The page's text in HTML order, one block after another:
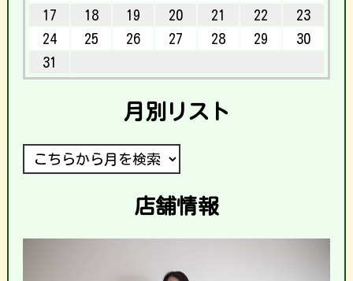
17
18 19 20 21 22
23
24
25 26 27 28 29
30
31
月別リスト
店舗情報